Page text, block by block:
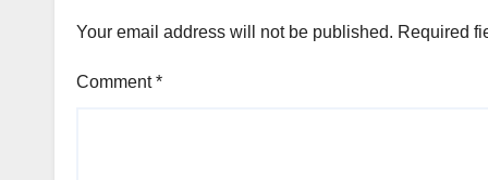
Your email address will not be published. Required
Comment*